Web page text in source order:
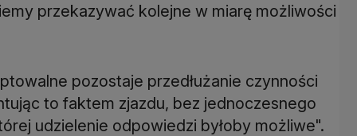
przekazywać kolejne w miarę możliwości
pozostaje przedłużanie czynności
to faktem zjazdu, bez jednoczesnego
udzielenie odpowiedzi byłoby możliwe".